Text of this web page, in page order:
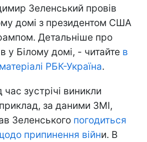
Зеленський провів
домі з президентом США
Детальніше про
у Білому домі, - читайте в
РБК-Україна.
зустрічі виникли
за даними ЗМІ,
Зеленського погодиться
припинення війни. В